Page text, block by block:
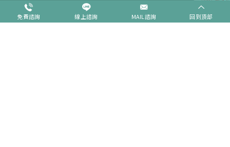
植髮專區
免費諮詢 線上諮詢 MAIL諮詢 回到頂部